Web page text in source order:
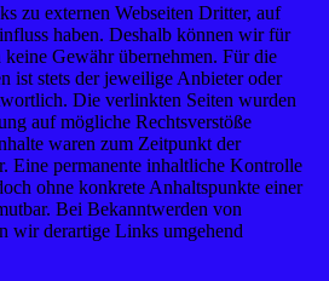
zu externen Webseiten Dritter, auf
haben. Deshalb können wir für
Gewähr übernehmen. Für die
ist stets der jeweilige Anbieter oder
Die verlinkten Seiten wurden
auf mögliche Rechtsverstöße
waren zum Zeitpunkt der
Eine permanente inhaltliche Kontrolle
ohne konkrete Anhaltspunkte einer
Bei Bekanntwerden von
wir derartige Links umgehend